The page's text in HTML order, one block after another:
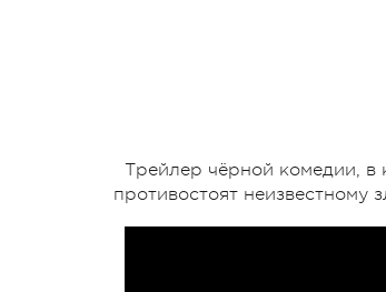
Трейлер чёрной комедии, в
противостоят неизвестному